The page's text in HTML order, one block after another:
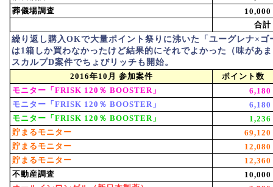
葬儀場調査
10,000
合計
繰り返し購入OKで大量ポイント祭りに沸いた「ユーグレナ×
は1箱しか買わなかったけど結果的にそれでよかった（味があ
スカルプD案件でちょびリッチも開始。
2016年10月 参加案件
ポイント数
モニター「FRISK 120％ BOOSTER」
6,180
モニター「FRISK 120％ BOOSTER」
6,180
モニター「FRISK 120％ BOOSTER」
1,236
貯まるモニター
69,120
貯まるモニター
12,080
貯まるモニター
12,360
不動産調査
10,000